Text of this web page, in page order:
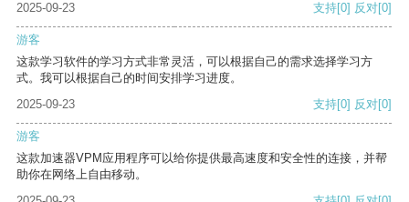
2025-09-23
支持[0] 反对[0]
游客
这款学习软件的学习方式非常灵活，可以根据自己的需求选择学习方
式。我可以根据自己的时间安排学习进度。
2025-09-23
支持[0] 反对[0]
游客
这款加速器VPM应用程序可以给你提供最高速度和安全性的连接，并帮
助你在网络上自由移动。